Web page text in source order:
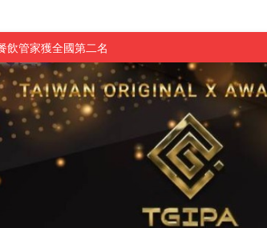
飲管家獲全國第二名
與青年學子溫馨對談 傳遞品格與智慧力量
生蛻變成金融新星
燃爆傳統與現代
遊戲大賞雙佳作
專廣播詞競賽英文組佳作